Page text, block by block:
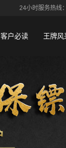
24小时服务热线
客户必读 王牌风